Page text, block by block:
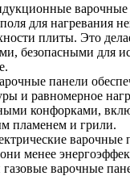
варочные
для нагревания
плиты. Это
безопасными для
панели
и равномерное
конфорками,
пламенем и грили.
варочные
менее
варочные